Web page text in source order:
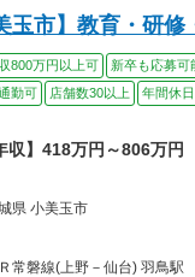
玉市】教育・研
800万円以上可 新卒も応募可
勤可
店舗数30以上 年間休
収】418万円～806万円
県 小美玉市
常磐線(上野－仙台) 羽鳥駅